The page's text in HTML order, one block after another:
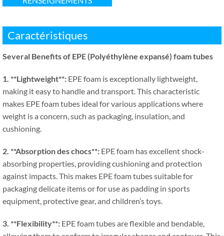
Caractéristiques
Several Benefits of EPE (Polyéthylène expansé) foam tubes
1. **Lightweight**: EPE foam is exceptionally lightweight,
making it easy to handle and transport.This characteristic
makes EPE foam tubes ideal for various applications where
weight is a concern,such as packaging, insulation,and
cushioning.
2. **Absorption des chocs**: EPE foam has excellent shock-
absorbing properties, providing cushioning and protection
against impacts.This makes EPE foam tubes suitable for
packaging delicate items or for use as padding in sports
equipment, protective gear,and children’s toys.
3. **Flexibility**: EPE foam tubes are flexible and bendable,